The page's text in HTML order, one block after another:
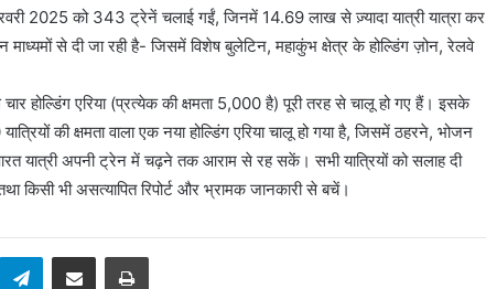
2025 को 343 ट्रेनें चलाई गईं, जिनमें 14.69 लाख से ज़्यादा यात्री यात्रा कर
माध्यमों से दी जा रही है- जिसमें विशेष बुलेटिन, महाकुंभ क्षेत्र के होल्डिंग ज़ोन, रेलवे
होल्डिंग एरिया (प्रत्येक की क्षमता 5,000 है) पूरी तरह से चालू हो गए हैं। इसके
की क्षमता वाला एक नया होल्डिंग एरिया चालू हो गया है, जिसमें ठहरने, भोजन
यात्री अपनी ट्रेन में चढ़ने तक आराम से रह सकें। सभी यात्रियों को सलाह दी
किसी भी असत्यापित रिपोर्ट और भ्रामक जानकारी से बचें।
TelegramShare via Email Print